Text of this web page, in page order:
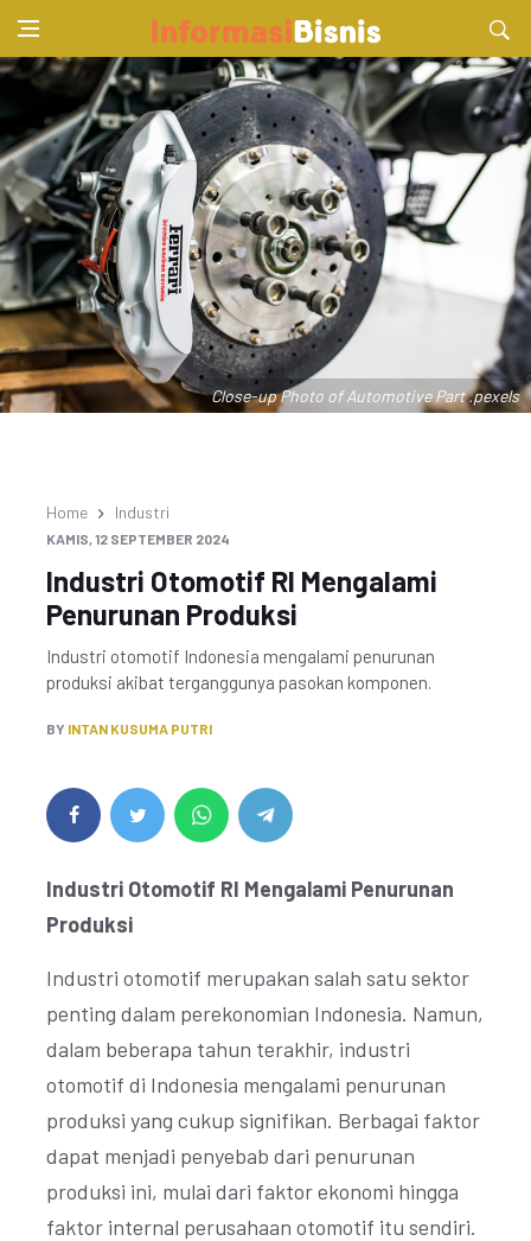
Close-up Photo of Automotive Part .pexels
Home Industri
KAMIS, 12 SEPTEMBER 2024
Industri Otomotif RI Mengalami
Penurunan Produksi
Industri otomotif Indonesia mengalami penurunan
produksi akibat terganggunya pasokan komponen.
BY INTAN KUSUMA PUTRI
Industri Otomotif RI Mengalami Penurunan
Produksi
Industri otomotif merupakan salah satu sektor
penting dalam perekonomian Indonesia. Namun,
dalam beberapa tahun terakhir, industri
otomotif di Indonesia mengalami penurunan
produksi yang cukup signifikan. Berbagai faktor
dapat menjadi penyebab dari penurunan
produksi ini, mulai dari faktor ekonomi hingga
faktor internal perusahaan otomotif itu sendiri.